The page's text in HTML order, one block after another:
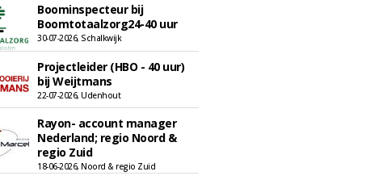
Boominspecteur bij
Boomtotaalzorg24-40 uur
30-07-2026, Schalkwijk
Projectleider (HBO - 40 uur)
bij Weijtmans
22-07-2026, Udenhout
Rayon- account manager
Nederland; regio Noord &
regio Zuid
18-06-2026, Noord & regio Zuid